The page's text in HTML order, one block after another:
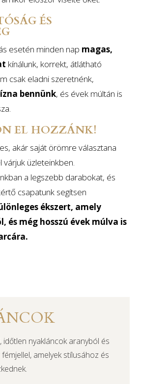
ÉS
esetén minden nap magas,
kínálunk, korrekt, átlátható
csak eladni szeretnénk,
bennünk, és évek múltán is
EL HOZZÁNK!
akár saját örömre választana
üzleteinkben.
a legszebb darabokat, és
csapatunk segítsen
ékszert, amely
és még hosszú évek múlva is
időtlen nyakláncok aranyból és
amelyek stílusához és